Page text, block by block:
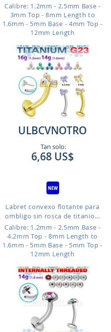
Calibre: 1.2mm - 2.5mm Base -
3mm Top - 8mm Length to
1.6mm - 5mm Base - 4mm Top -
12mm Length
ULBCVNOTRO
Tan solo:
6,68 US$
Labret convexo flotante para
ombligo sin rosca de titanio...
Calibre: 1.2mm - 2.5mm Base -
4.2mm Top - 8mm Length to
1.6mm - 5mm Base - 5mm Top -
12mm Length